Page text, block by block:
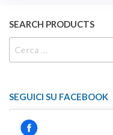
SEARCH PRODUCTS
SEGUICI SU FACEBOOK